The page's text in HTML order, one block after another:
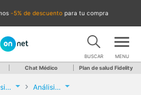
-5% de descuento para tu compra
BUSCAR MENU
Chat Médico Plan de salud Fidelity
Análisis Clínicos Análisis de marcadores tumorales femeninos